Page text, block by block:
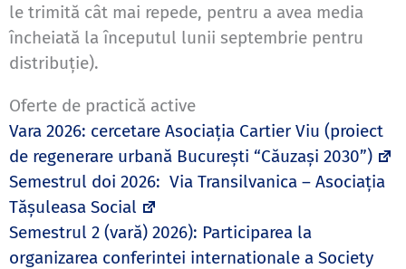
le trimită cât mai repede, pentru a avea media
încheiată la începutul lunii septembrie pentru
distribuţie).
Oferte de practică active
Vara 2026: cercetare Asociația Cartier Viu (proiect
de regenerare urbană București “Căuzași 2030”)
Semestrul doi 2026: Via Transilvanica – Asociația
Tășuleasa Social
Semestrul 2 (vară) 2026): Participarea la
organizarea conferintei internationale a Society